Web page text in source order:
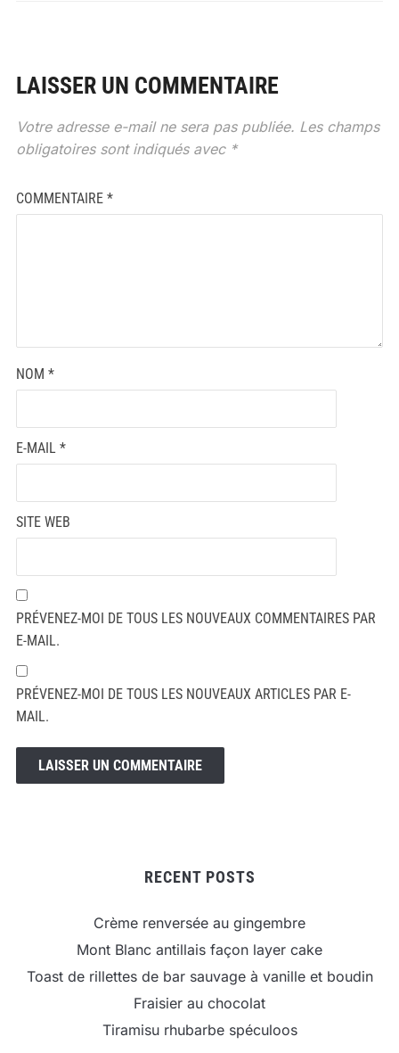
LAISSER UN COMMENTAIRE
Votre adresse e-mail ne sera pas publiée. Les champs
obligatoires sont indiqués avec *
COMMENTAIRE *
NOM *
E-MAIL *
SITE WEB
PRÉVENEZ-MOI DE TOUS LES NOUVEAUX COMMENTAIRES PAR
E-MAIL.
PRÉVENEZ-MOI DE TOUS LES NOUVEAUX ARTICLES PAR E-
MAIL.
RECENT POSTS
Crème renversée au gingembre
Mont Blanc antillais façon layer cake
Toast de rillettes de bar sauvage à vanille et boudin
Fraisier au chocolat
Tiramisu rhubarbe spéculoos